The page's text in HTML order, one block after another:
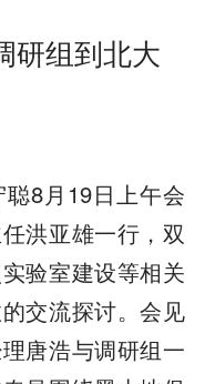
研组到北大
8月19日上午会
洪亚雄一行，双
验室建设等相关
交流探讨。会见
唐浩与调研组一